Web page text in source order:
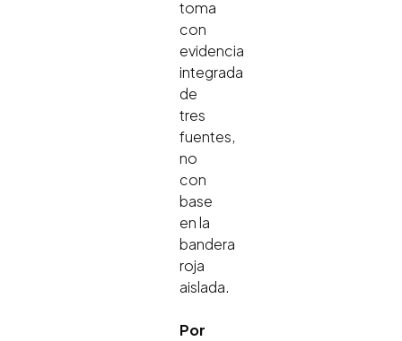
toma
con
evidencia
integrada
de
tres
fuentes,
no
con
base
en la
bandera
roja
aislada.
Por